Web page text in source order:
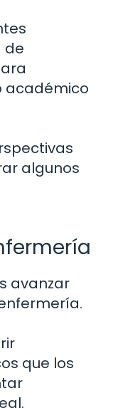
de
académico
algunos
avanzar
que los